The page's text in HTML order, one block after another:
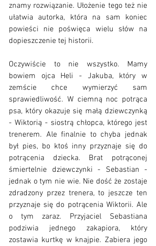
znamy rozwiązanie. Ułożenie tego też nie
ułatwia autorka, która na sam koniec
powieści nie poświęca wielu słów na
dopieszczenie tej historii.
Oczywiście to nie wszystko. Mamy
bowiem ojca Heli - Jakuba, który w
zemście chce wymierzyć sam
sprawiedliwość. W ciemną noc potrąca
psa, który okazuje się małą dziewczynką
- Wiktorią - siostrą chłopca, którego jest
trenerem. Ale finalnie to chyba jednak
był pies, bo ktoś inny przyznaje się do
potrącenia dziecka. Brat potrąconej
śmiertelnie dziewczynki - Sebastian -
jednak o tym nie wie. Nie dość że zostaje
zdradzony przez trenera, to jeszcze ten
przyznaje się do potrącenia Wiktorii. Ale
o tym zaraz. Przyjaciel Sebastiana
podziwia jednego zakapiora, który
zostawia kurtkę w knajpie. Zabiera jego